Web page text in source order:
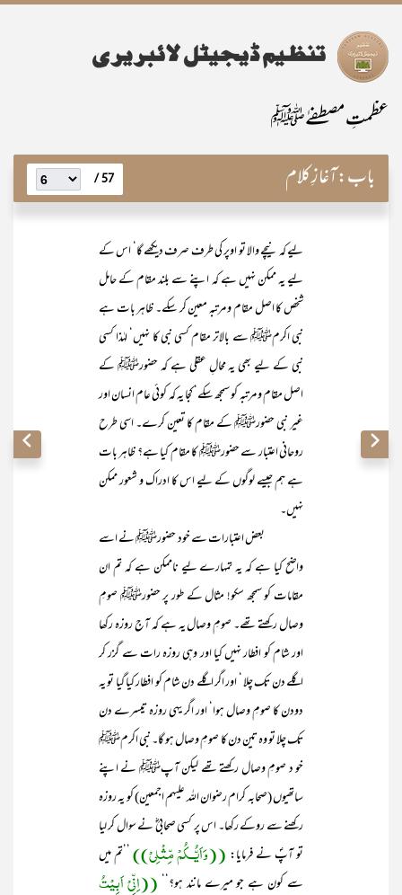
عظمتِ مصطفےٰﷺ
باب:آغازِ کلام 57 /
لیے کہ نیچے والا تو اوپر کی طرف صرف دیکھے گا‘ اس کے
لیے یہ ممکن نہیں ہے کہ اپنے سے بلند مقام کے حامل
شخص کا اصل مقام و مرتبہ معین کر سکے۔ ظاہر بات ہے
نبی اکرمﷺ سے بالاتر مقام کسی نبی کا نہیں‘ لہٰذا کسی
نبی کے لیے بھی یہ محالِ عقلی ہے کہ حضورﷺ کے
اصل مقام و مرتبہ کو سمجھ سکے‘ کجا یہ کہ کوئی عام انسان اور
غیر نبی حضورﷺ کے مقام کا تعین کرے۔ اسی طرح
روحانی اعتبار سے حضورﷺ کا مقام کیا ہے؟ ظاہر بات
ہے ہم جیسے لوگوں کے لیے اس کا ادراک و شعور ممکن
نہیں۔
بعض اعتبارات سے خود حضورﷺ نے اسے
واضح کیا ہے کہ یہ تمہارے لیے ناممکن ہے کہ تم ان
مقامات کو سمجھ سکو! مثال کے طور پر حضورﷺ صومِ
وصال رکھتے تھے۔ صومِ وصال یہ ہے کہ آج روزہ رکھا
اور شام کو افطار نہیں کیا اور وہی روزہ رات سے گزر کر
اگلے دن تک چلا ‘ اور اگر اگلے دن شام کو افطار کیا گیا تو یہ
دودن کا صومِ وصال ہوا‘ اور اگر یہی روزہ تیسرے دن
تک چلا تو وہ تین دن کا صومِ وصال ہو گا۔ نبی اکرمﷺ
خو د صومِ وصال رکھتے تھے لیکن آپﷺ نے اپنے
ساتھیوں (صحابہ کرام رضوان اللہ علیہم اجمعین) کو یہ روزہ
رکھنے سے روکے رکھا۔ اس پر کسی صحابیؓ نے سوال کر لیا
تو آپؐ نے فرمایا: ((وَاَیُّــکُمْ مِّثْلِیْ)) ’’تم میں
سے کون ہے جو میرے مانند ہو؟‘‘ ((اِنِّیْ اَبِیْتُ